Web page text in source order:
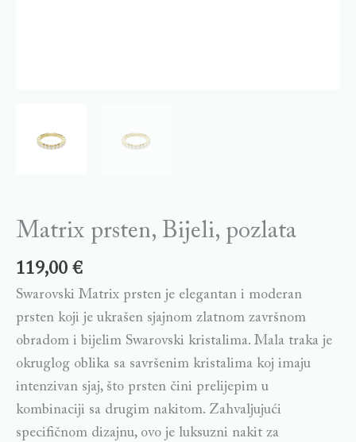
Matrix prsten, Bijeli, pozlata
119,00 €
Swarovski Matrix prsten je elegantan i moderan
prsten koji je ukrašen sjajnom zlatnom završnom
obradom i bijelim Swarovski kristalima. Mala traka je
okruglog oblika sa savršenim kristalima koj imaju
intenzivan sjaj, što prsten čini prelijepim u
kombinaciji sa drugim nakitom. Zahvaljujući
specifičnom dizajnu, ovo je luksuzni nakit za